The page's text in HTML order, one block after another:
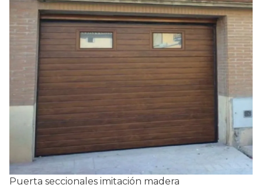
Puerta seccionales imitación madera